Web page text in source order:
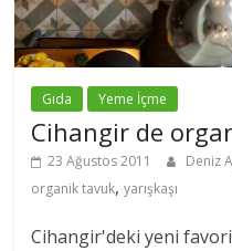
Gıda Yeme İçme
Cihangir de
23 Ağustos 2011 Deniz
organik tavuk,yarışkaşı
Cihangir'deki yeni